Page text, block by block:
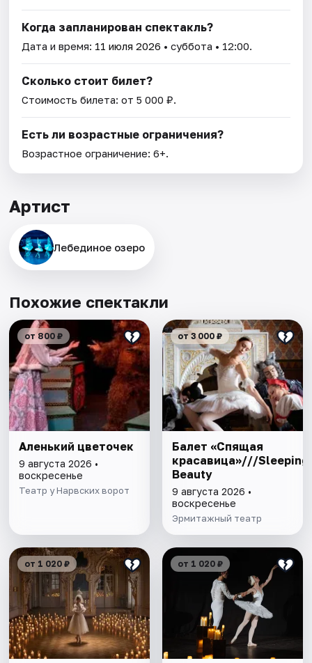
Когда запланирован спектакль?
Дата и время: 11 июля 2026 • суббота • 12:00.
Сколько стоит билет?
Стоимость билета: от 5 000 ₽.
Есть ли возрастные ограничения?
Возрастное ограничение: 6+.
Артист
Лебединое озеро
Похожие спектакли
от 800 ₽
Аленький цветочек
9 августа 2026 •
воскресенье
Театр у Нарвских ворот
от 3 000 ₽
Балет «Спящая
красавица»///Sleeping
Beauty
9 августа 2026 •
воскресенье
Эрмитажный театр
от 1 020 ₽ от 1 020 ₽